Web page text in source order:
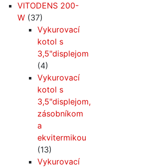
VITODENS 200-
W (37)
Vykurovací
kotol s
3,5"displejom
(4)
Vykurovací
kotol s
3,5"displejom,
zásobníkom
a
ekvitermikou
(13)
Vykurovací